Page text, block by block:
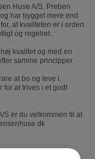
Huse A/S. Preben
har bygget mere end
at kvaliteten er i orden
og regelret.
kvalitet og med en
samme principper.
at bo og leve i.
for at trives i et godt
S er du velkommen til at